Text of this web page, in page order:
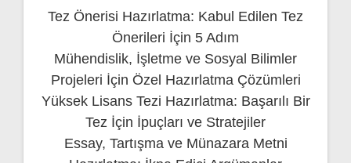
Tez Önerisi Hazırlatma: Kabul Edilen Tez
Önerileri İçin 5 Adım
Mühendislik, İşletme ve Sosyal Bilimler
Projeleri İçin Özel Hazırlatma Çözümleri
Yüksek Lisans Tezi Hazırlatma: Başarılı Bir
Tez İçin İpuçları ve Stratejiler
Essay, Tartışma ve Münazara Metni